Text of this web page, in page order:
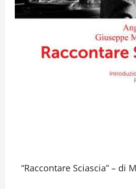
“Raccontare Sciascia” – di